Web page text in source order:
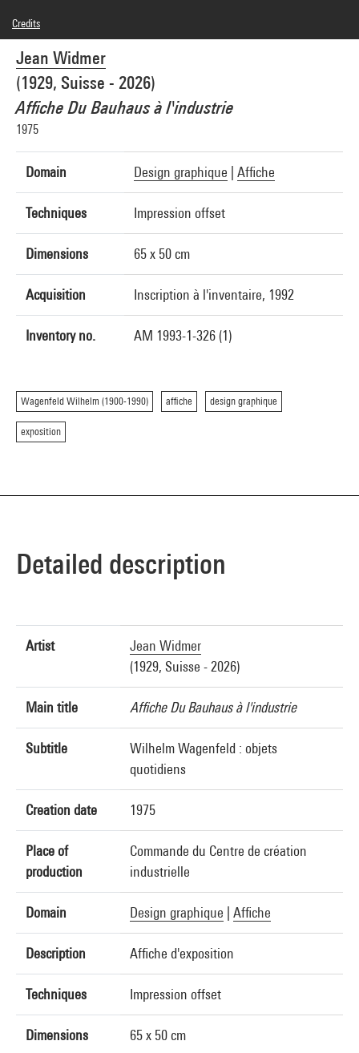
Jean Widmer
(1929, Suisse - 2026)
Affiche Du Bauhaus à l'industrie
1975
Domain Design graphique Affiche
Techniques Impression offset
Dimensions 65 x 50 cm
Acquisition Inscription à l'inventaire, 1992
Inventory no. AM 1993-1-326 (1)
Wagenfeld Wilhelm (1900-1990) affiche design graphique
exposition
Credits
© Adagp, Paris
Photo credits : Georges Meguerditchian - Centre Pompidou, MNAM-CCI
Image reference : 4R02140 [1992 CX 6150]
Detailed description
Artist
Jean Widmer
(1929, Suisse - 2026)
Main title Affiche Du Bauhaus à l'industrie
Subtitle
Wilhelm Wagenfeld : objets
quotidiens
Creation date 1975
Place of
production
Commande du Centre de création
industrielle
Domain Design graphique Affiche
Description Affiche d'exposition
Techniques Impression offset
Dimensions 65 x 50 cm